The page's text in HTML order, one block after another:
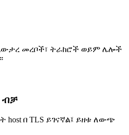
መረቦች፣ ትራከሮች ወይም ሌሎች
ብቻ
በ TLS ይገናኛል፤ ይዘቱ ለውጭ